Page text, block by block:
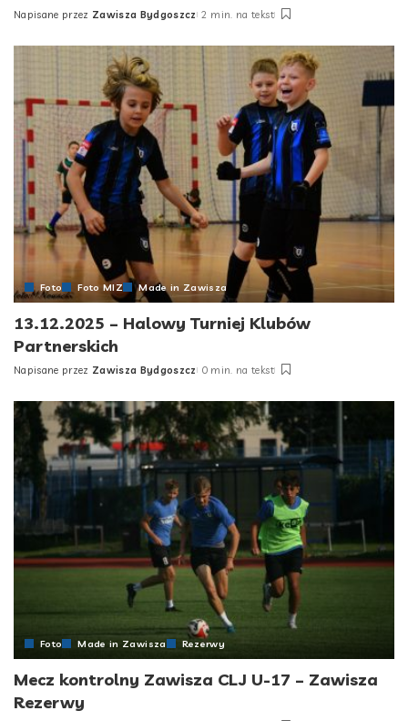
Posted
Napisane przez Zawisza Bydgoszcz 2 min. na tekst
Foto Foto MIZ Made in Zawisza
13.12.2025 – Halowy Turniej Klubów
Partnerskich
Posted
Napisane przez Zawisza Bydgoszcz 0 min. na tekst
Foto Made in Zawisza Rezerwy
Mecz kontrolny Zawisza CLJ U-17 – Zawisza
Rezerwy